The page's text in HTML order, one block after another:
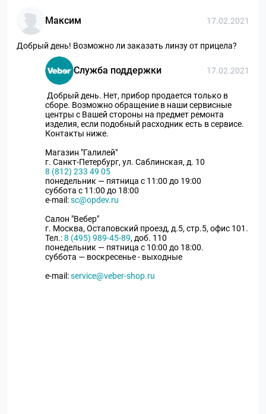
Максим 17.02.2021
Добрый день! Возможно ли заказать линзу от прицела?
Служба поддержки 17.02.2021
Добрый день. Нет, прибор продается только в
сборе. Возможно обращение в наши сервисные
центры с Вашей стороны на предмет ремонта
изделия, если подобный расходник есть в сервисе.
Контакты ниже.
Магазин "Галилей"
г. Санкт-Петербург, ул. Саблинская, д. 10
8 (812) 233 49 05
понедельник — пятница с 11:00 до 19:00
суббота с 11:00 до 18:00
e-mail:sc@opdev.ru
Салон "Вебер"
г. Москва, Остаповский проезд, д.5, стр.5, офис 101.
Тел.:8 (495) 989-45-89, доб. 110
понедельник — пятница с 10:00 до 18:00.
суббота — воскресенье - выходные
e-mail:service@veber-shop.ru